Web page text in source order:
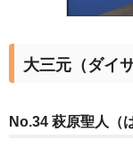
大三元（ダイ
No.34 萩原聖人（